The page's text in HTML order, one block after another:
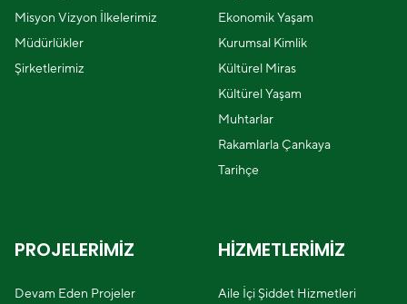
Misyon Vizyon İlkelerimiz
Müdürlükler
Şirketlerimiz
Ekonomik Yaşam
Kurumsal Kimlik
Kültürel Miras
Kültürel Yaşam
Muhtarlar
Rakamlarla Çankaya
Tarihçe
PROJELERİMİZ
Devam Eden Projeler
HİZMETLERİMİZ
Aile İçi Şiddet Hizmetleri